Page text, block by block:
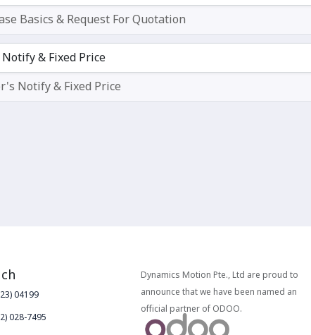
Basics & Request For Quotation
& Fixed Price
Notify & Fixed Price
04199
028-7495
Dynamics Motion Pte., Ltd are proud to
announce that we have been named an
official partner of ODOO.